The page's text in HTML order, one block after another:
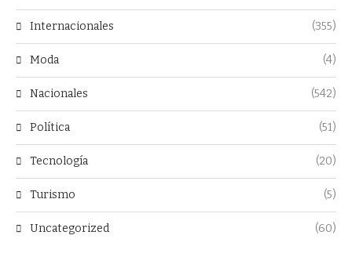
Internacionales (355)
Moda (4)
Nacionales (542)
Política (51)
Tecnología (20)
Turismo (5)
Uncategorized (60)